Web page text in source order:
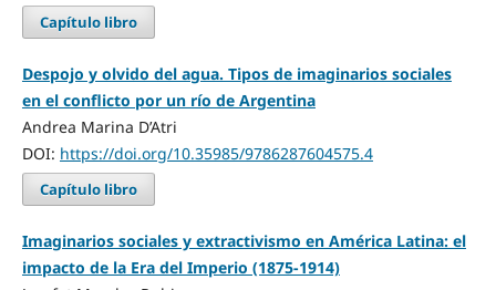
Capítulo libro
Despojo y olvido del agua. Tipos de imaginarios sociales
en el conflicto por un río de Argentina
Andrea Marina D’Atri
DOI: https://doi.org/10.35985/9786287604575.4
Capítulo libro
Imaginarios sociales y extractivismo en América Latina: el
impacto de la Era del Imperio (1875-1914)